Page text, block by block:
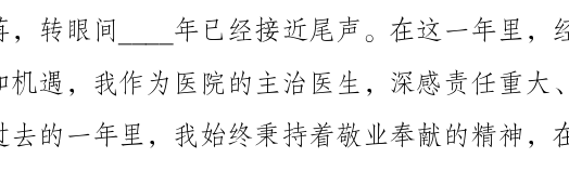
命光荣。在过去的一年里，我始终秉持着敬业奉献的精神，在各
岗位上努力工作，勤奋学习，不断提升自己的专业能力和综合素